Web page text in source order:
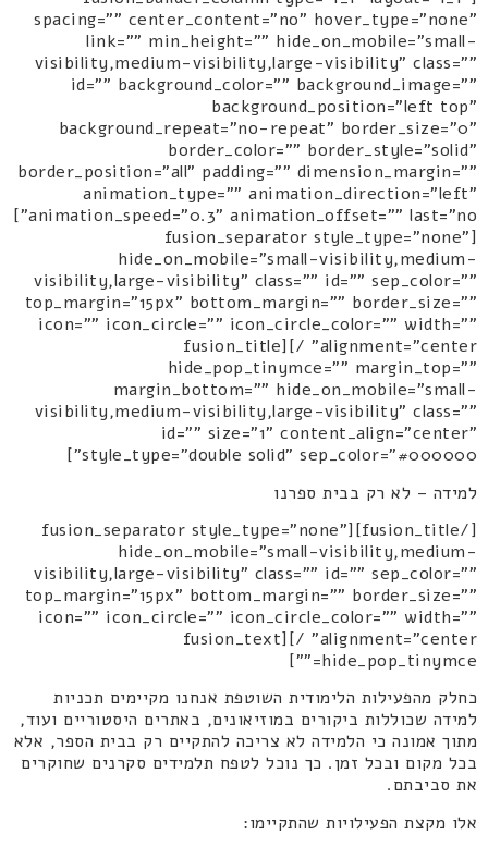
spacing="" center_content="no" hover_type="none"
link="" min_height="" hide_on_mobile="small-
visibility,medium-visibility,large-visibility" class=""
id="" background_color="" background_image=""
background_position="left top"
background_repeat="no-repeat" border_size="0"
border_color="" border_style="solid"
border_position="all" padding="" dimension_margin=""
animation_type="" animation_direction="left"
animation_speed="0.3" animation_offset="" last="no"]
[fusion_separator style_type="none"
hide_on_mobile="small-visibility,medium-
visibility,large-visibility" class="" id="" sep_color=""
top_margin="15px" bottom_margin="" border_size=""
icon="" icon_circle="" icon_circle_color="" width=""
alignment="center" /][fusion_title
hide_pop_tinymce="" margin_top=""
margin_bottom="" hide_on_mobile="small-
visibility,medium-visibility,large-visibility" class=""
id="" size="1" content_align="center"
style_type="double solid" sep_color="#000000"]
למידה – לא רק בבית ספרנו
[/fusion_title][fusion_separator style_type="none"
hide_on_mobile="small-visibility,medium-
visibility,large-visibility" class="" id="" sep_color=""
top_margin="15px" bottom_margin="" border_size=""
icon="" icon_circle="" icon_circle_color="" width=""
alignment="center" /][fusion_text
hide_pop_tinymce=""]
כחלק מהפעילות הלימודית השוטפת אנחנו מקיימים תכניות
למידה שכוללות ביקורים במוזיאונים, באתרים היסטוריים ועוד,
מתוך אמונה כי הלמידה לא צריכה להתקיים רק בבית הספר, אלא
בכל מקום ובכל זמן. כך נוכל לטפח תלמידים סקרנים שחוקרים
את סביבתם.
אלו מקצת הפעילויות שהתקיימו: